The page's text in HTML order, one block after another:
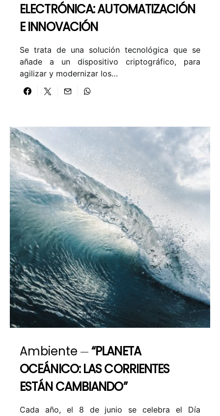
ELECTRÓNICA: AUTOMATIZACIÓN
E INNOVACIÓN
Se trata de una solución tecnológica que se
añade a un dispositivo criptográfico, para
agilizar y modernizar los…
Ambiente
“PLANETA
OCEÁNICO: LAS CORRIENTES
ESTÁN CAMBIANDO”
Cada año, el 8 de junio se celebra el Día